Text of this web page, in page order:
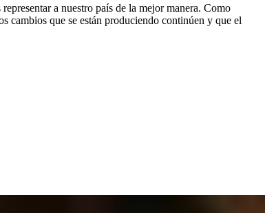
a nuestro país de la mejor manera. Como
cambios que se están produciendo continúen y que el